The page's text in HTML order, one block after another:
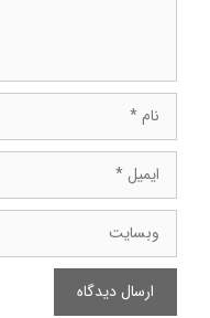
ایمیل
وبسایت